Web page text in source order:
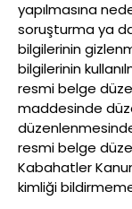
yapılmasına
soruşturma ya
bilgilerinin
bilgilerinin
resmi belge
maddesinde
resmi belge
Kabahatler
kimliği